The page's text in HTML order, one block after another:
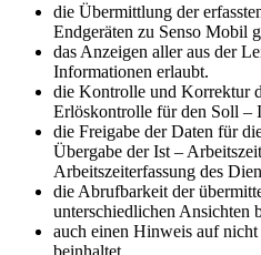
die Übermittlung der
Endgeräten zu Senso Mobil
das Anzeigen aller aus der
Informationen erlaubt.
die Kontrolle und Korrektur
Erlöskontrolle für den Soll –
die Freigabe der Daten für
Übergabe der Ist –
Arbeitszeiterfassung des
die Abrufbarkeit der
unterschiedlichen Ansichten
auch einen Hinweis auf
beinhaltet.